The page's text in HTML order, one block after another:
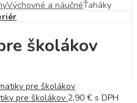
Výchovné a náučnéŤaháky
školákov
pre školákov 2,90 € s DPH